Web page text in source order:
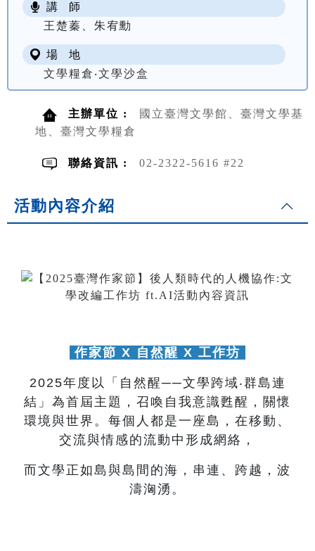
講 師
王楚蓁、朱宥勳
場 地
文學糧倉‧文學沙盒
主辦單位 :
國立臺灣文學館、臺灣文學基
地、臺灣文學糧倉
聯絡資訊 : 02-2322-5616 #22
活動內容介紹
作家節 X 自然醒 X 工作坊
2025年度以「自然醒──文學跨域‧群島連
結」為首屆主題，召喚自我意識甦醒，關懷
環境與世界。每個人都是一座島，在移動、
交流與情感的流動中形成網絡，
而文學正如島與島間的海，串連、跨越，波
濤洶湧。